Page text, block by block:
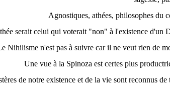
Agnostiques, athées, philosophes du
serait celui qui voterait "non" à l'existence d'un
Nihilisme n'est pas à suivre car il ne veut rien de
Une vue à la Spinoza est certes plus
de notre existence et de la vie sont reconnus